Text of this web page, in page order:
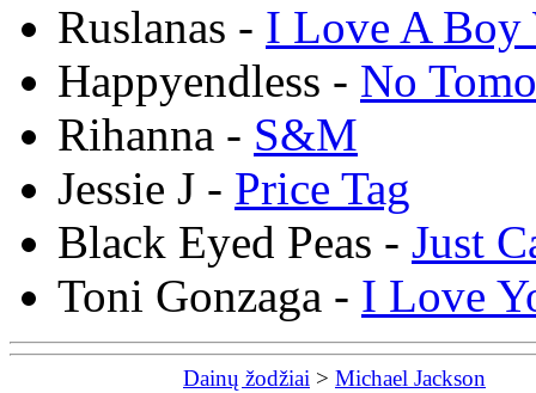
Ruslanas - I Love A Boy
Happyendless - No
Rihanna - S&M
Jessie J - Price Tag
Black Eyed Peas - Just
Toni Gonzaga - I Love
Dainų žodžiai > Michael Jackson